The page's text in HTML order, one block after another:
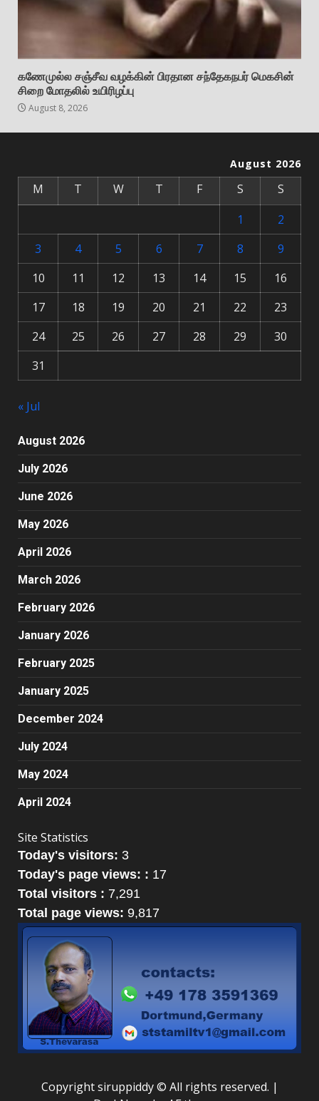
கணேமுல்ல சஞ்சீவ வழக்கின் பிரதான சந்தேகநபர் மெகசின்
சிறை மோதலில் உயிரிழப்பு
August 8, 2026
August 2026
M T W T F S
S
1
2
3
4 5 6 7 8
9
10
11 12 13 14 15
16
17
18 19 20 21 22
23
24
25 26 27 28 29
30
31
« Jul
August 2026
July 2026
June 2026
May 2026
April 2026
March 2026
February 2026
January 2026
February 2025
January 2025
December 2024
July 2024
May 2024
April 2024
Site Statistics
Today's visitors: 3
Today's page views: : 17
Total visitors : 7,291
Total page views: 9,817
Copyright siruppiddy © All rights reserved. |